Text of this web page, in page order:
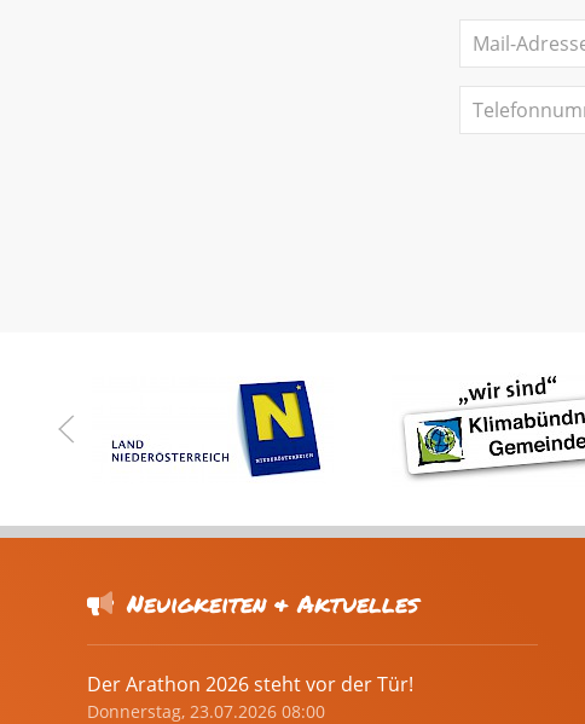
Neuigkeiten & Aktuelles
Der Arathon 2026 steht vor der Tür!
Donnerstag, 23.07.2026 08:00